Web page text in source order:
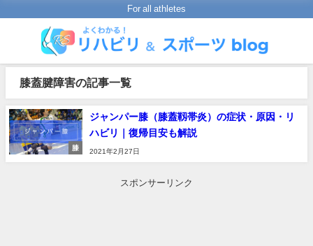
For all athletes
膝蓋腱障害の記事一覧
膝
ジャンパー膝（膝蓋靱帯炎）の症状・原因・リ
ハビリ｜復帰目安も解説
2021年2月27日
スポンサーリンク